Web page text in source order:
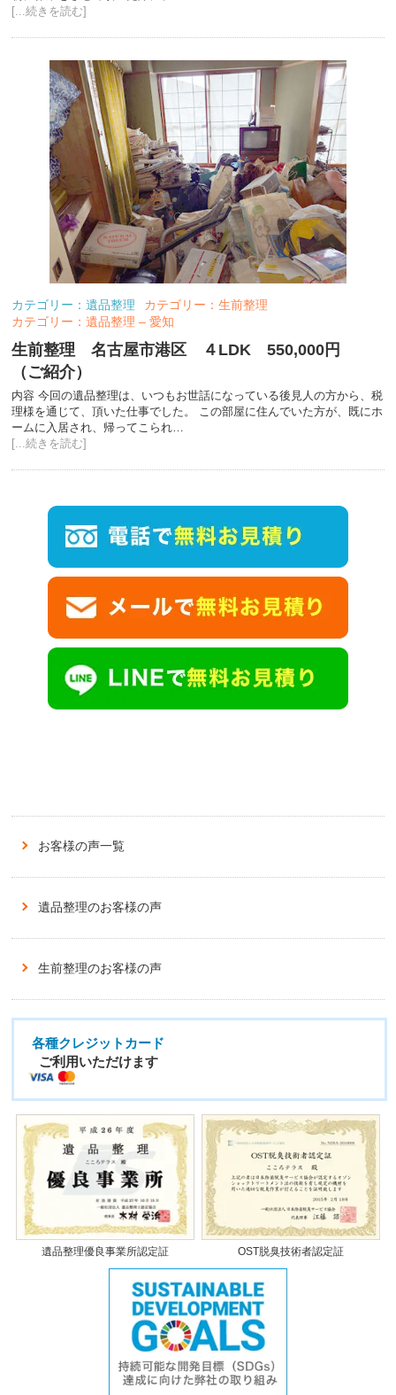
[...続きを読む]
カテゴリー：遺品整理
カテゴリー：生前整理
カテゴリー：遺品整理 – 愛知
生前整理 名古屋市港区 ４LDK 550,000円
（ご紹介）
内容 今回の遺品整理は、いつもお世話になっている後見人の方から、税
理様を通じて、頂いた仕事でした。 この部屋に住んでいた方が、既にホ
ームに入居され、帰ってこられ…
[...続きを読む]
お客様の声一覧
遺品整理のお客様の声
生前整理のお客様の声
各種クレジットカード
ご利用いただけます
遺品整理優良事業所認定証 OST脱臭技術者認定証